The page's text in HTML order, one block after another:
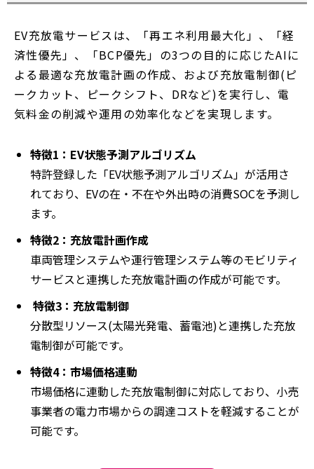
EV充放電サービスは、「再エネ利用最大化」、「経
済性優先」、「BCP優先」の3つの目的に応じたAIに
よる最適な充放電計画の作成、および充放電制御(ピ
ークカット、ピークシフト、DRなど)を実行し、電
気料金の削減や運用の効率化などを実現します。
特徴1：EV状態予測アルゴリズム
特許登録した「EV状態予測アルゴリズム」が活用さ
れており、EVの在・不在や外出時の消費SOCを予測し
ます。
特徴2：充放電計画作成
車両管理システムや運行管理システム等のモビリティ
サービスと連携した充放電計画の作成が可能です。
特徴3：充放電制御
分散型リソース(太陽光発電、蓄電池)と連携した充放
電制御が可能です。
特徴4：市場価格連動
市場価格に連動した充放電制御に対応しており、小売
事業者の電力市場からの調達コストを軽減することが
可能です。